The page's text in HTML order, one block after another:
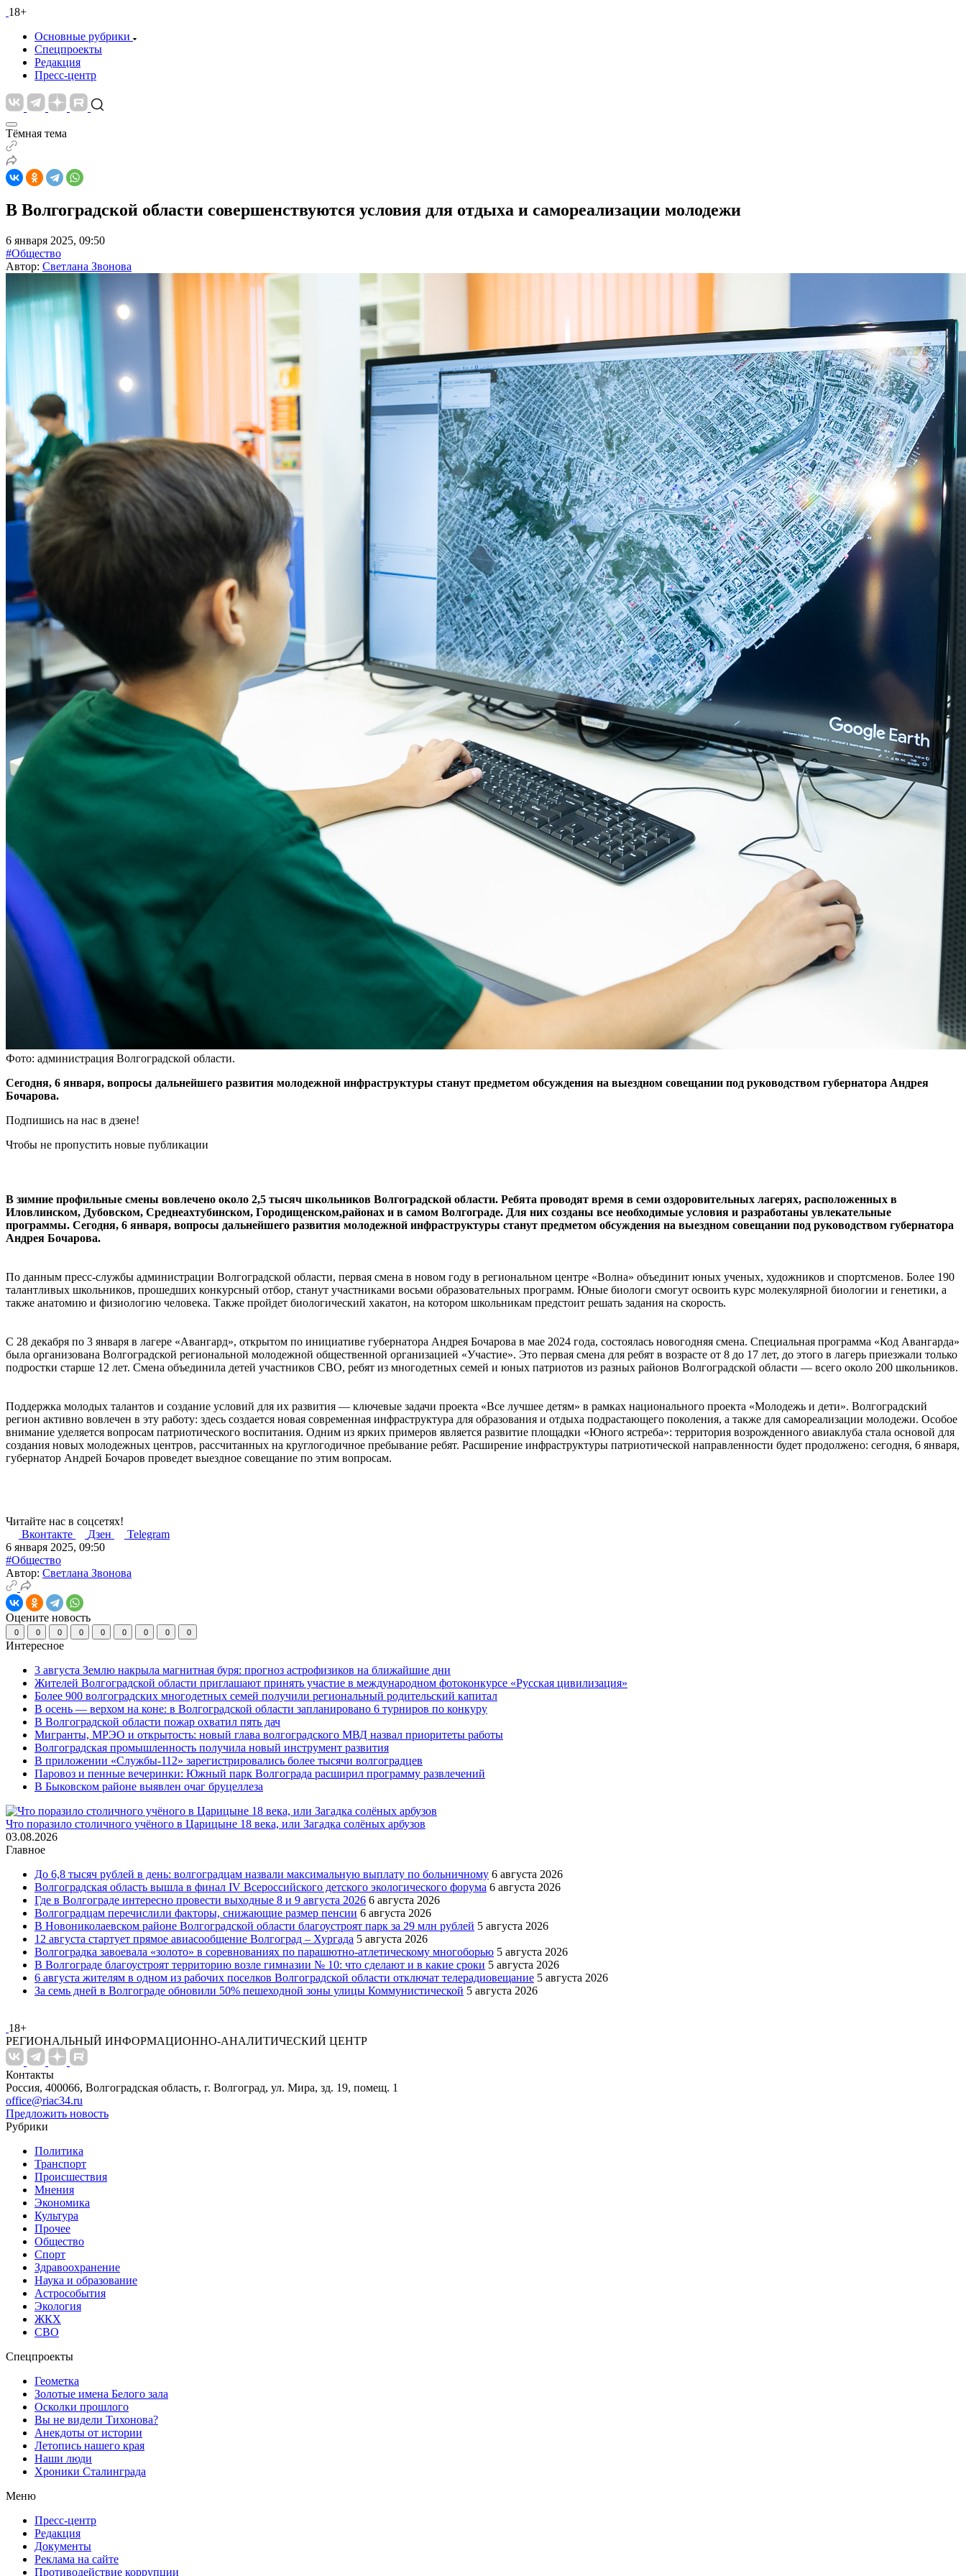
18+
Основные рубрики
Спецпроекты
Редакция
Пресс-центр
Тёмная тема
В Волгоградской области совершенствуются условия для отдыха и самореализации молодежи
6 января 2025, 09:50
#Общество
Автор: Светлана Звонова
Фото: администрация Волгоградской области.
Сегодня, 6 января, вопросы дальнейшего развития молодежной инфраструктуры станут предметом обсуждения на выездном совещании под руководством губернатора Андрея
Бочарова.
Подпишись на нас в дзене!
Чтобы не пропустить новые публикации
В зимние профильные смены вовлечено около 2,5 тысяч школьников Волгоградской области. Ребята проводят время в семи оздоровительных лагерях, расположенных в
Иловлинском, Дубовском, Среднеахтубинском, Городищенском,районах и в самом Волгограде. Для них созданы все необходимые условия и разработаны увлекательные
программы. Сегодня, 6 января, вопросы дальнейшего развития молодежной инфраструктуры станут предметом обсуждения на выездном совещании под руководством губернатора
Андрея Бочарова.
По данным пресс-службы администрации Волгоградской области, первая смена в новом году в региональном центре «Волна» объединит юных ученых, художников и спортсменов. Более 190
талантливых школьников, прошедших конкурсный отбор, станут участниками восьми образовательных программ. Юные биологи смогут освоить курс молекулярной биологии и генетики, а
также анатомию и физиологию человека. Также пройдет биологический хакатон, на котором школьникам предстоит решать задания на скорость.
С 28 декабря по 3 января в лагере «Авангард», открытом по инициативе губернатора Андрея Бочарова в мае 2024 года, состоялась новогодняя смена. Специальная программа «Код Авангарда»
была организована Волгоградской региональной молодежной общественной организацией «Участие». Это первая смена для ребят в возрасте от 8 до 17 лет, до этого в лагерь приезжали только
подростки старше 12 лет. Смена объединила детей участников СВО, ребят из многодетных семей и юных патриотов из разных районов Волгоградской области — всего около 200 школьников.
Поддержка молодых талантов и создание условий для их развития — ключевые задачи проекта «Все лучшее детям» в рамках национального проекта «Молодежь и дети». Волгоградский
регион активно вовлечен в эту работу: здесь создается новая современная инфраструктура для образования и отдыха подрастающего поколения, а также для самореализации молодежи. Особое
внимание уделяется вопросам патриотического воспитания. Одним из ярких примеров является развитие площадки «Юного ястреба»: территория возрожденного авиаклуба стала основой для
создания новых молодежных центров, рассчитанных на круглогодичное пребывание ребят. Расширение инфраструктуры патриотической направленности будет продолжено: сегодня, 6 января,
губернатор Андрей Бочаров проведет выездное совещание по этим вопросам.
Читайте нас в соцсетях!
Вконтакте
Дзен
Telegram
6 января 2025, 09:50
#Общество
Автор: Светлана Звонова
Оцените новость
0 0 0 0 0 0 0 0 0
Интересное
3 августа Землю накрыла магнитная буря: прогноз астрофизиков на ближайшие дни
Жителей Волгоградской области приглашают принять участие в международном фотоконкурсе «Русская цивилизация»
Более 900 волгоградских многодетных семей получили региональный родительский капитал
В осень — верхом на коне: в Волгоградской области запланировано 6 турниров по конкуру
В Волгоградской области пожар охватил пять дач
Мигранты, МРЭО и открытость: новый глава волгоградского МВД назвал приоритеты работы
Волгоградская промышленность получила новый инструмент развития
В приложении «Службы-112» зарегистрировались более тысячи волгоградцев
Паровоз и пенные вечеринки: Южный парк Волгограда расширил программу развлечений
В Быковском районе выявлен очаг бруцеллеза
Что поразило столичного учёного в Царицыне 18 века, или Загадка солёных арбузов
03.08.2026
Главное
До 6,8 тысяч рублей в день: волгоградцам назвали максимальную выплату по больничному 6 августа 2026
Волгоградская область вышла в финал IV Всероссийского детского экологического форума 6 августа 2026
Где в Волгограде интересно провести выходные 8 и 9 августа 2026 6 августа 2026
Волгоградцам перечислили факторы, снижающие размер пенсии 6 августа 2026
В Новониколаевском районе Волгоградской области благоустроят парк за 29 млн рублей 5 августа 2026
12 августа стартует прямое авиасообщение Волгоград – Хургада 5 августа 2026
Волгоградка завоевала «золото» в соревнованиях по парашютно-атлетическому многоборью 5 августа 2026
В Волгограде благоустроят территорию возле гимназии № 10: что сделают и в какие сроки 5 августа 2026
6 августа жителям в одном из рабочих поселков Волгоградской области отключат телерадиовещание 5 августа 2026
За семь дней в Волгограде обновили 50% пешеходной зоны улицы Коммунистической 5 августа 2026
18+
РЕГИОНАЛЬНЫЙ ИНФОРМАЦИОННО-АНАЛИТИЧЕСКИЙ ЦЕНТР
Контакты
Россия, 400066, Волгоградская область, г. Волгоград, ул. Мира, зд. 19, помещ. 1
office@riac34.ru
Предложить новость
Рубрики
Политика
Транспорт
Происшествия
Мнения
Экономика
Культура
Прочее
Общество
Спорт
Здравоохранение
Наука и образование
Астрособытия
Экология
ЖКХ
СВО
Спецпроекты
Геометка
Золотые имена Белого зала
Осколки прошлого
Вы не видели Тихонова?
Анекдоты от истории
Летопись нашего края
Наши люди
Хроники Сталинграда
Меню
Пресс-центр
Редакция
Документы
Реклама на сайте
Противодействие коррупции